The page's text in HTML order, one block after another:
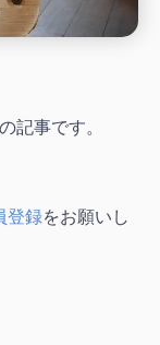
記事です。
登録をお願いし